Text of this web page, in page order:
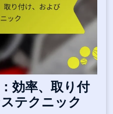
効率、取り付
テクニック